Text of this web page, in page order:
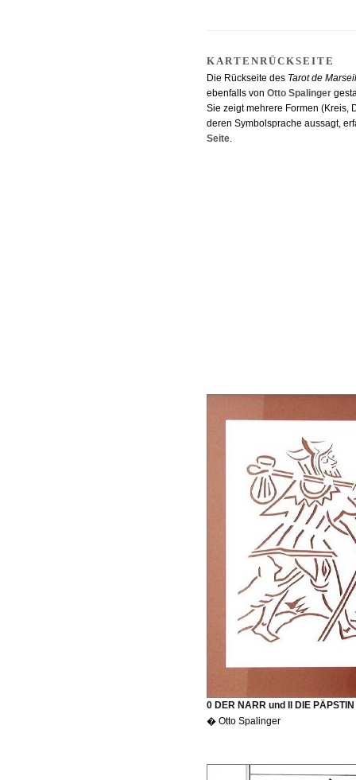
KARTENRÜCKSEITE
Die Rückseite des Tarot de
ebenfalls von Otto Spalinger
Sie zeigt mehrere Formen (Kreis,
deren Symbolsprache aussagt,
Seite.
0 DER NARR und II DIE
� Otto Spalinger